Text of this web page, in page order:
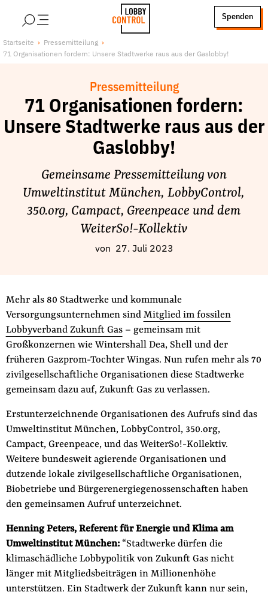
StartSeite
Spenden
Über uns
Finanzierung
Jobs
Publikationen und Material
Unsere Schwerpunkte
Lobbykontrolle und Regeln
Lobbyismus und Klima
Macht der Digitalkonzerne
Geschenkspende
Bußgelder und Geldauflagen
Projektspende
Testamentsspende
Presse
Appelle unterzeichnen
Kontakt
Impressum
auf
der
Website
Folge Uns
FacebookMastodon InstagramYoutubeLinkedInFeed
Startseite
Pressemitteilung
71 Organisationen fordern: Unsere Stadtwerke raus aus der Gaslobby!
Pressemitteilung
71 Organisationen fordern:
Unsere Stadtwerke raus aus der
Gaslobby!
Gemeinsame Pressemitteilung von
Umweltinstitut München, LobbyControl,
350.org, Campact, Greenpeace und dem
WeiterSo!-Kollektiv
von 27. Juli 2023
Mehr als 80 Stadtwerke und kommunale
Versorgungsunternehmen sind Mitglied im fossilen
Lobbyverband Zukunft Gas– gemeinsam mit
Großkonzernen wie Wintershall Dea, Shell und der
früheren Gazprom-Tochter Wingas. Nun rufen mehr als 70
zivilgesellschaftliche Organisationen diese Stadtwerke
gemeinsam dazu auf, Zukunft Gas zu verlassen.
Erstunterzeichnende Organisationen des Aufrufs sind das
Umweltinstitut München, LobbyControl, 350.org,
Campact, Greenpeace, und das WeiterSo!-Kollektiv.
Weitere bundesweit agierende Organisationen und
dutzende lokale zivilgesellschaftliche Organisationen,
Biobetriebe und Bürgerenergiegenossenschaften haben
den gemeinsamen Aufruf unterzeichnet.
Henning Peters, Referent für Energie und Klima am
Umweltinstitut München:“Stadtwerke dürfen die
klimaschädliche Lobbypolitik von Zukunft Gas nicht
länger mit Mitgliedsbeiträgen in Millionenhöhe
unterstützen. Ein Stadtwerk der Zukunft kann nur sein,